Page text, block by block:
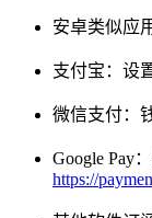
安卓类似应
支付宝：设
微信支付：
Google Pay
https://